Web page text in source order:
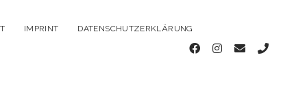
IMPRINT DATENSCHUTZERKLÄRUNG
facebookinstagram
emailphone